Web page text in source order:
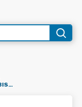
EWIDENCJA LUDNOŚCI I DOWODY OSOBISTE